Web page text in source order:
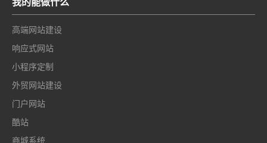
高端网站建设
响应式网站
小程序定制
外贸网站建设
门户网站
酷站
商城系统